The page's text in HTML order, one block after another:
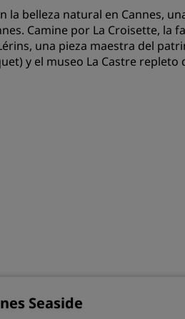
Buscar vuelos
Buscar vuelos
la belleza natural en Cannes,
Camine por La Croisette, la
una pieza maestra del
y el museo La Castre
Seaside